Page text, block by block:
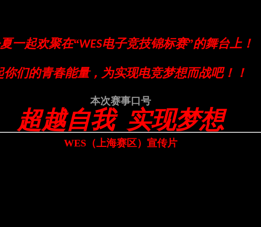
一起欢聚在“WES电子竞技锦标赛”的舞台上！
你们的青春能量，为实现电竞梦想而战吧！！
本次赛事口号
超越自我 实现梦想
WES（上海赛区）宣传片